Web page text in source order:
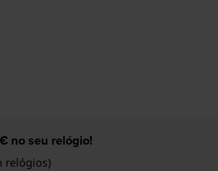
no seu relógio!
relógios)